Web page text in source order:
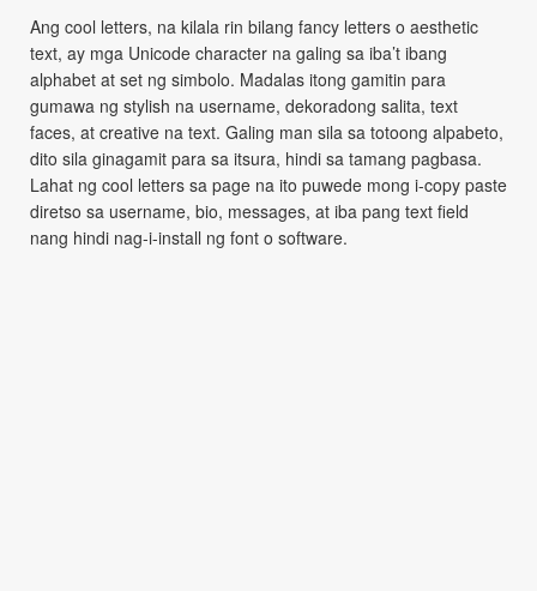
Ang cool letters, na kilala rin bilang fancy letters o aesthetic
text, ay mga Unicode character na galing sa iba’t ibang
alphabet at set ng simbolo. Madalas itong gamitin para
gumawa ng stylish na username, dekoradong salita, text
faces, at creative na text. Galing man sila sa totoong alpabeto,
dito sila ginagamit para sa itsura, hindi sa tamang pagbasa.
Lahat ng cool letters sa page na ito puwede mong i-copy paste
diretso sa username, bio, messages, at iba pang text field
nang hindi nag-i-install ng font o software.